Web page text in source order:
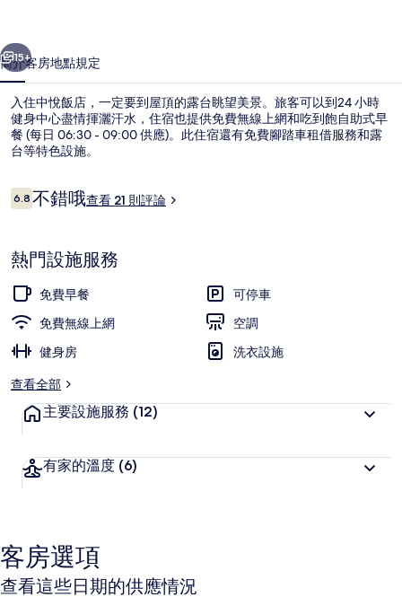
集
個 下一個
15+
簡介客房地點規定
入住中悅飯店，一定要到屋頂的露台眺望美景。旅客可以到24 小時
健身中心盡情揮灑汗水，住宿也提供免費無線上網和吃到飽自助式早
餐 (每日 06:30 - 09:00 供應)。此住宿還有免費腳踏車租借服務和露
台等特色設施。
評
論
6.86.8 分，滿分 10 分，
不錯哦查看 21 則評論
熱門設施服務
免費早餐
可停車
免費無線上網
空調
健身房
洗衣設施
查看全部
主要設施服務 (12)
有家的溫度 (6)
客房選項
查看這些日期的供應情況